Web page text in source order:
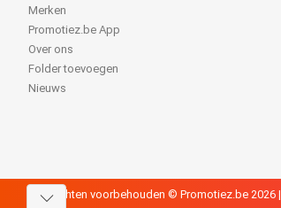
Merken
Promotiez.be App
Over ons
Folder toevoegen
Nieuws
Alle rechten voorbehouden © Promotiez.be 2026 |